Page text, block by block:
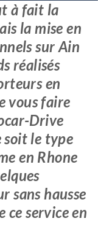
à fait la
la mise en
sur Ain
réalisés
en
vous faire
Drive
soit le type
en Rhone
sans hausse
service en